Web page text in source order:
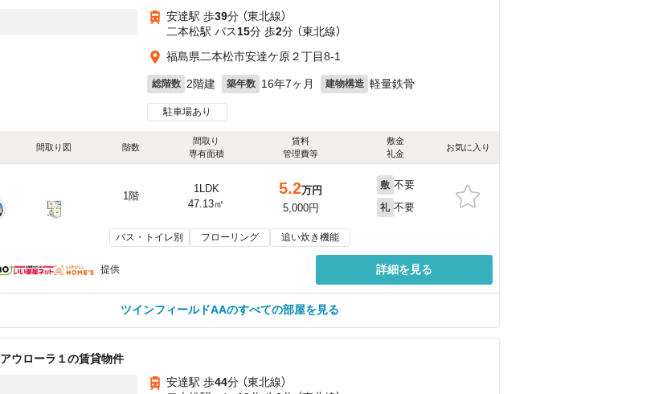
安達駅 歩39分 （東北線）
二本松駅 バス15分 歩2分 （東北線）
福島県二本松市安達ケ原２丁目8-1
総階数 2階建 築年数 16年7ヶ月 建物構造 軽量鉄骨
駐車場あり
間取り図 階数
間取り
専有面積
賃料
管理費等
敷金
礼金
お気に入り
1階
1LDK
47.13㎡
5.2万円
5,000円
敷 不要
礼 不要
バス・トイレ別 フローリング 追い炊き機能
提供 詳細を見る
ツインフィールドAAのすべての部屋を見る
アウローラ１の賃貸物件
安達駅 歩44分 （東北線）